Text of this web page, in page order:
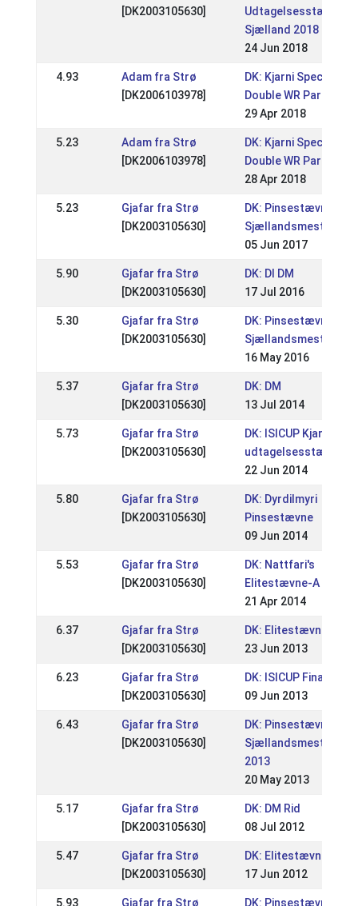
[DK2003105630]
Udtagelsesstævne
Sjælland 2018
24 Jun 2018
4.93
Adam fra Strø
[DK2006103978]
DK: Kjarni Special
Double WR Part 2
29 Apr 2018
5.23
Adam fra Strø
[DK2006103978]
DK: Kjarni Special
Double WR Part 1
28 Apr 2018
5.23
Gjafar fra Strø
[DK2003105630]
DK: Pinsestævnet /
05 Jun 2017
5.90
Gjafar fra Strø
[DK2003105630]
DK: DI DM
17 Jul 2016
5.30
Gjafar fra Strø
[DK2003105630]
DK: Pinsestævne /
16 May 2016
5.37
Gjafar fra Strø
[DK2003105630]
DK: DM
13 Jul 2014
5.73
Gjafar fra Strø
[DK2003105630]
DK: ISICUP Kjarni /
udtagelsesstævne
22 Jun 2014
5.80
Gjafar fra Strø
[DK2003105630]
DK: Dyrdilmyri
Pinsestævne
09 Jun 2014
5.53
Gjafar fra Strø
[DK2003105630]
DK: Nattfari's
Elitestævne-A
21 Apr 2014
6.37
Gjafar fra Strø
[DK2003105630]
DK: Elitestævne A
23 Jun 2013
6.23
Gjafar fra Strø
[DK2003105630]
DK: ISICUP Finale
09 Jun 2013
6.43
Gjafar fra Strø
[DK2003105630]
DK: Pinsestævnet /
2013
20 May 2013
5.17
Gjafar fra Strø
[DK2003105630]
DK: DM Rid
08 Jul 2012
5.47
Gjafar fra Strø
[DK2003105630]
DK: Elitestævne A
17 Jun 2012
5.93 Gjafar fra Strø DK: Pinsestævne